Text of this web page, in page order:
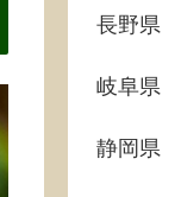
長野県
岐阜県
静岡県